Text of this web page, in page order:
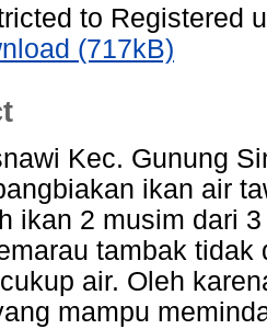
to Registered
(717kB)
Kec. Gunung
ikan air
ikan 2 musim dari
tambak
air. Oleh
mampu